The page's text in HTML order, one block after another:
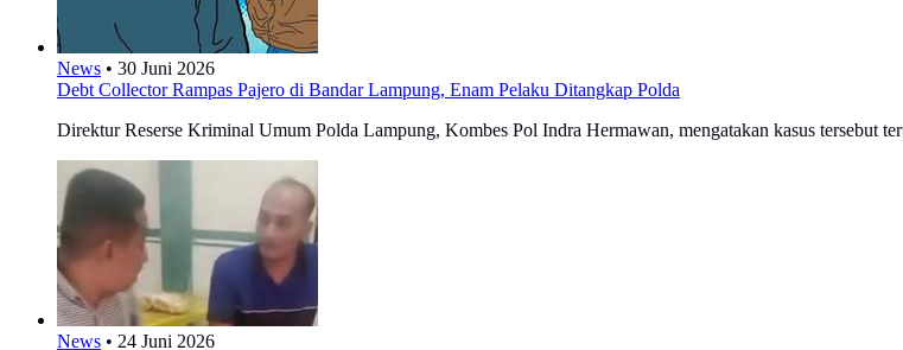
News • 30 Juni 2026
Debt Collector Rampas Pajero di Bandar Lampung, Enam Pelaku Ditangkap Polda
Direktur Reserse Kriminal Umum Polda Lampung, Kombes Pol Indra Hermawan, mengatakan kasus tersebut
News • 24 Juni 2026